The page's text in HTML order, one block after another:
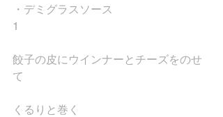
・デミグラスソース
1
餃子の皮にウインナーとチーズをのせ
て
くるりと巻く